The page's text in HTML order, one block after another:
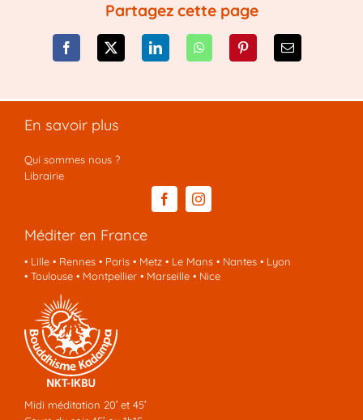
Partagez cette page
En savoir plus
Qui sommes nous ?
Librairie
Méditer en France
• Lille• Rennes• Paris• Metz• Le Mans• Nantes• Lyon
• Toulouse• Montpellier• Marseille• Nice
Midi méditation 20′ et 45′